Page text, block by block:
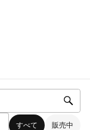
すべて 販売中